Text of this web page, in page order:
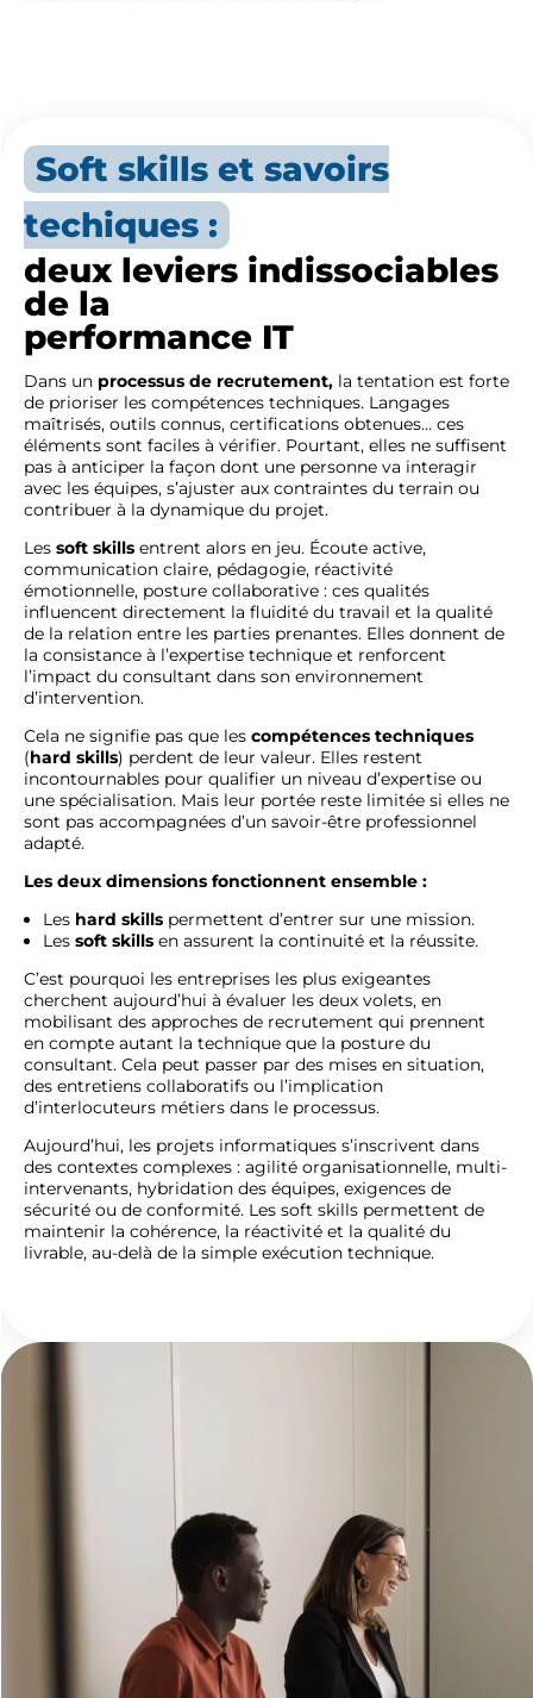
Soft skills et savoirs
techiques :
deux leviers indissociables
de la
performance IT
Dans un processus de recrutement, la tentation est forte
de prioriser les compétences techniques. Langages
maîtrisés, outils connus, certifications obtenues… ces
éléments sont faciles à vérifier. Pourtant, elles ne suffisent
pas à anticiper la façon dont une personne va interagir
avec les équipes, s’ajuster aux contraintes du terrain ou
contribuer à la dynamique du projet.
Les soft skills entrent alors en jeu. Écoute active,
communication claire, pédagogie, réactivité
émotionnelle, posture collaborative : ces qualités
influencent directement la fluidité du travail et la qualité
de la relation entre les parties prenantes. Elles donnent de
la consistance à l’expertise technique et renforcent
l’impact du consultant dans son environnement
d’intervention.
Cela ne signifie pas que les compétences techniques
(hard skills) perdent de leur valeur. Elles restent
incontournables pour qualifier un niveau d’expertise ou
une spécialisation. Mais leur portée reste limitée si elles ne
sont pas accompagnées d’un savoir-être professionnel
adapté.
Les deux dimensions fonctionnent ensemble :
Les hard skills permettent d’entrer sur une mission.
Les soft skills en assurent la continuité et la réussite.
C’est pourquoi les entreprises les plus exigeantes
cherchent aujourd’hui à évaluer les deux volets, en
mobilisant des approches de recrutement qui prennent
en compte autant la technique que la posture du
consultant. Cela peut passer par des mises en situation,
des entretiens collaboratifs ou l’implication
d’interlocuteurs métiers dans le processus.
Aujourd’hui, les projets informatiques s’inscrivent dans
des contextes complexes : agilité organisationnelle, multi-
intervenants, hybridation des équipes, exigences de
sécurité ou de conformité. Les soft skills permettent de
maintenir la cohérence, la réactivité et la qualité du
livrable, au-delà de la simple exécution technique.